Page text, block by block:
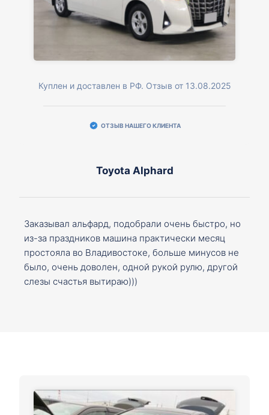
Куплен и доставлен в РФ. Отзыв от 13.08.2025
ОТЗЫВ НАШЕГО КЛИЕНТА
Toyota Alphard
Заказывал альфард, подобрали очень быстро, но
из-за праздников машина практически месяц
простояла во Владивостоке, больше минусов не
было, очень доволен, одной рукой рулю, другой
слезы счастья вытираю)))